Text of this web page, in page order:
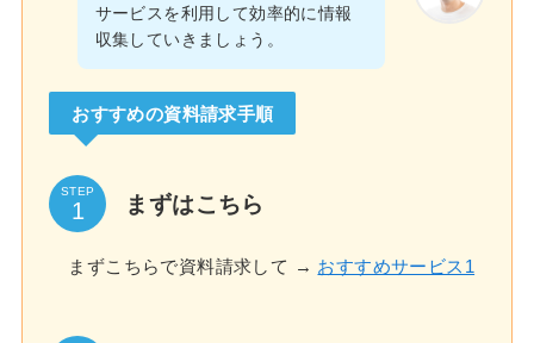
サービスを利用して効率的に情報
収集していきましょう。
おすすめの資料請求手順
STEP
まずはこちら
まずこちらで資料請求して → おすすめサービス1